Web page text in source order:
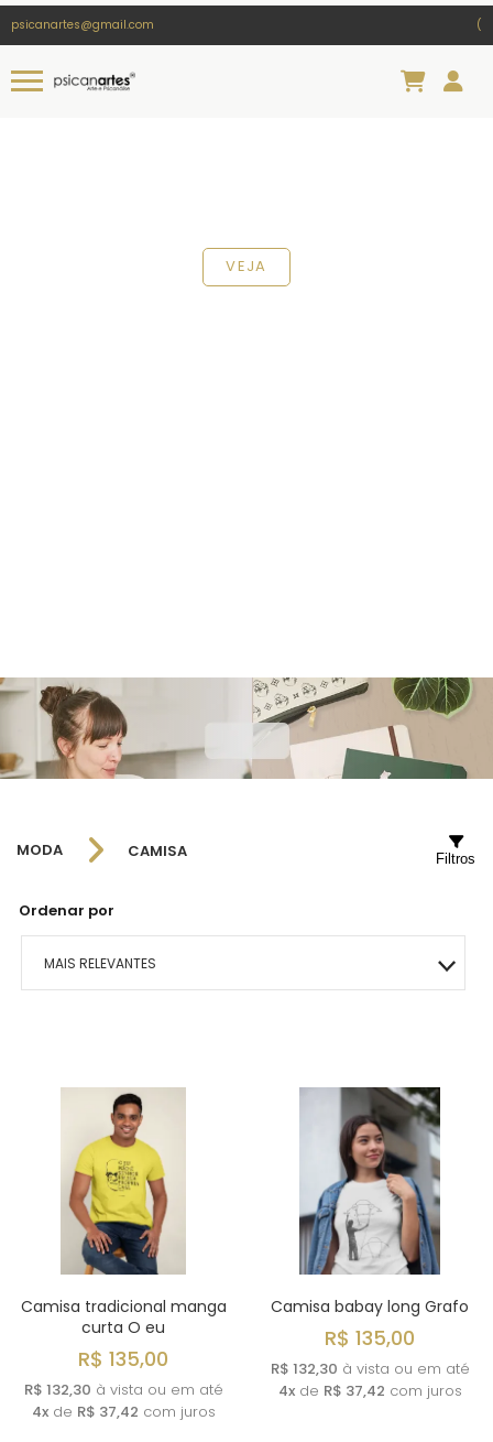
psicanartes@gmail.com (
VEJA
MODA CAMISA
Ordenar por
MAIS RELEVANTES
MAIOR PREÇO
A - Z
Filtros
Camisa tradicional manga
curta O eu
R$ 135,00
R$ 132,30 à vista ou em até
4xde R$ 37,42 com juros
Camisa babay long Grafo
R$ 135,00
R$ 132,30 à vista ou em até
4xde R$ 37,42 com juros